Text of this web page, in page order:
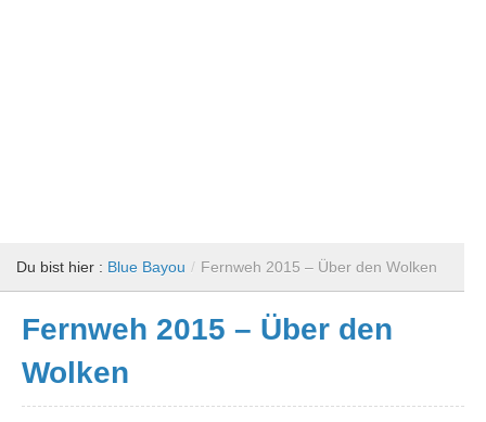
Du bist hier : Blue Bayou / Fernweh 2015 – Über den Wolken
Fernweh 2015 – Über den
Wolken